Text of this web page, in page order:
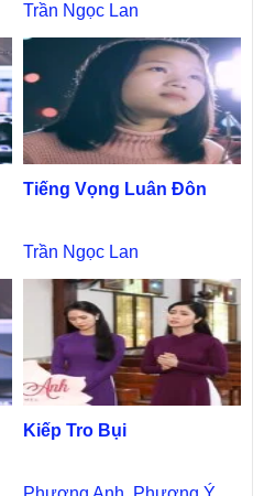
Trần Ngọc Lan
Tiếng Vọng Luân Đôn
Trần Ngọc Lan
Kiếp Tro Bụi